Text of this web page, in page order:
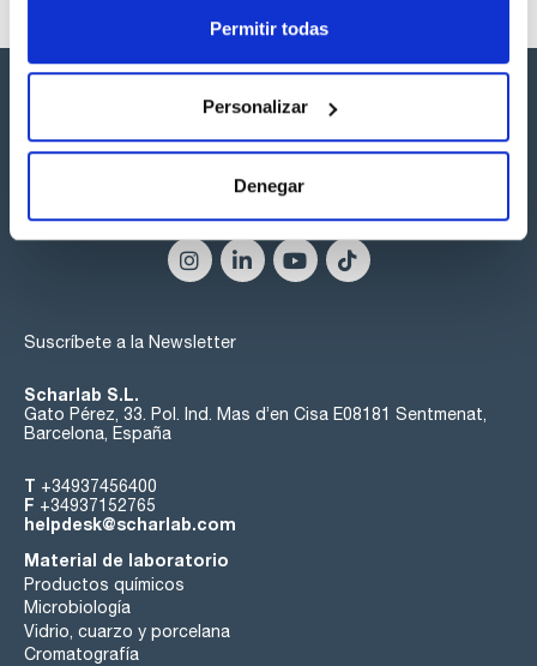
Permitir todas
Personalizar
Denegar
Suscríbete a la Newsletter
Scharlab S.L.
Gato Pérez, 33. Pol. Ind. Mas d’en Cisa E08181 Sentmenat,
Barcelona, España
T +34937456400
F +34937152765
helpdesk@scharlab.com
Material de laboratorio
Productos químicos
Microbiología
Vidrio, cuarzo y porcelana
Cromatografía